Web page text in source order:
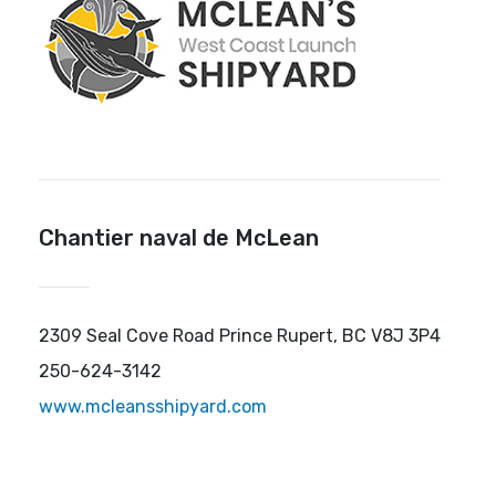
Chantier naval de McLean
2309 Seal Cove Road Prince Rupert, BC V8J 3P4
250-624-3142
www.mcleansshipyard.com